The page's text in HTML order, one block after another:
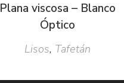
Plana viscosa – Blanco
Óptico
Lisos, Tafetán